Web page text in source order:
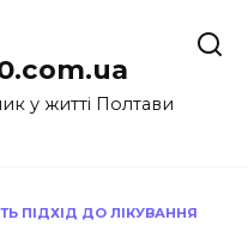
у житті Полтави
ПІДХІД ДО ЛІКУВАННЯ